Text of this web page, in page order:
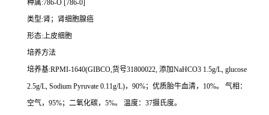
种属:786-O [786-0]
类型:肾；肾细胞腺癌
形态:上皮细胞
培养方法
培养基:RPMI-1640(GIBCO,货号31800022, 添加NaHCO3 1.5g/L, glucose
2.5g/L, Sodium Pyruvate 0.11g/L)， 90%；优质胎牛血清， 10%。
气相：
空气， 95%；二氧化碳， 5%。 温度： 37摄氏度。